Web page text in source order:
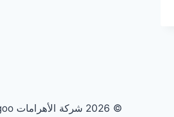
© 2026 شركة الأهرامات By Design Tefagoo